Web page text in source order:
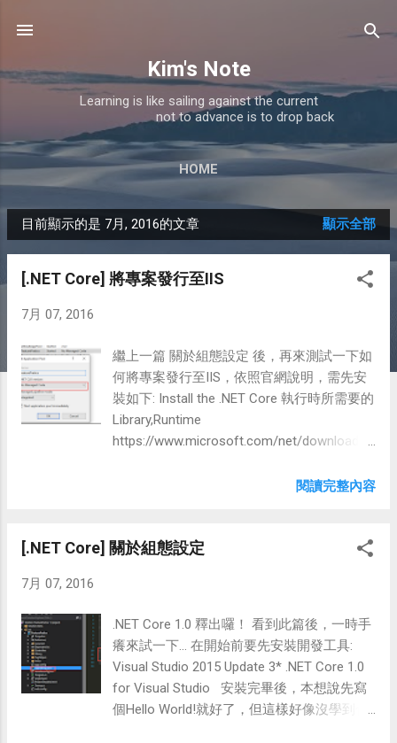
Kim's Note
Learning is like sailing against the current
not to advance is to drop back
HOME
發
表
文
章
目前顯示的是 7月, 2016的文章 顯示全部
[.NET Core] 將專案發行至IIS
7月 07, 2016
繼上一篇 關於組態設定 後，再來測試一下如
何將專案發行至IIS，依照官網說明，需先安
裝如下: Install the .NET Core 執行時所需要的
Library,Runtime
https://www.microsoft.com/net/download
HttpPlatformHandler 這是給 Web Deploy使
閱讀完整內容
[.NET Core] 關於組態設定
7月 07, 2016
.NET Core 1.0 釋出囉！ 看到此篇後，一時手
癢來試一下... 在開始前要先安裝開發工具:
Visual Studio 2015 Update 3* .NET Core 1.0
for Visual Studio 安裝完畢後，本想說先寫
個Hello World!就好了，但這樣好像沒學到什